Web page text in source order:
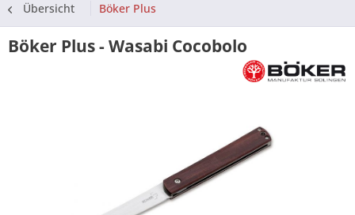
Übersicht Böker Plus
Böker Plus - Wasabi Cocobolo